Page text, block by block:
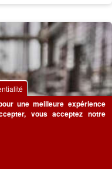
une meilleure expérience
vous acceptez notre